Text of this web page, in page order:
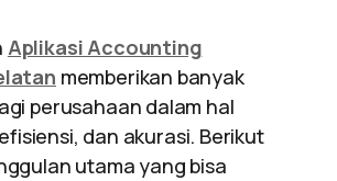
Aplikasi Accounting
memberikan banyak
perusahaan dalam hal
dan akurasi. Berikut
utama yang bisa